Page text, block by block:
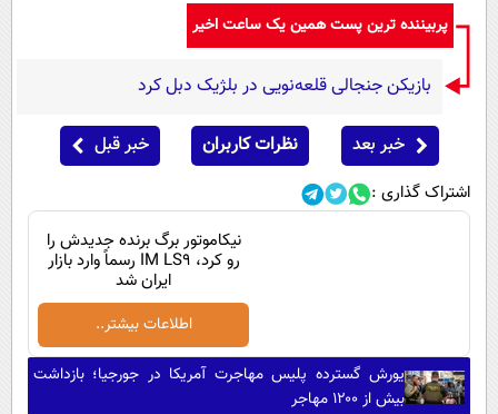
پربیننده ترین پست همین یک ساعت اخیر
بازیکن جنجالی قلعه‌نویی در بلژیک دبل کرد
خبر بعد نظرات کاربران خبر قبل
اشتراک گذاری :
نیکاموتور برگ برنده جدیدش را
رو کرد، IM LS9 رسماً وارد بازار
ایران شد
اطلاعات بیشتر..
یورش گسترده پلیس مهاجرت آمریکا در جورجیا؛ بازداشت
بیش از ۱۲۰۰ مهاجر